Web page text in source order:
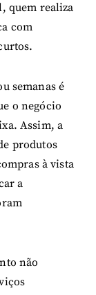
quem realiza
com
semanas é
o negócio
Assim, a
produtos
à vista
a
não